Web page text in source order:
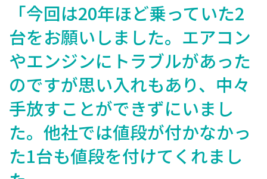
「今回は20年ほど乗っていた2
台をお願いしました。エアコン
やエンジンにトラブルがあった
のですが思い入れもあり、中々
手放すことができずにいまし
た。他社では値段が付かなかっ
た1台も値段を付けてくれまし